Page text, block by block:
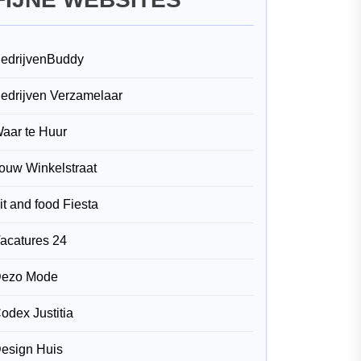
Verzamelaar
te Huur
Winkelstraat
and food Fiesta
24
Mode
Justitia
Huis